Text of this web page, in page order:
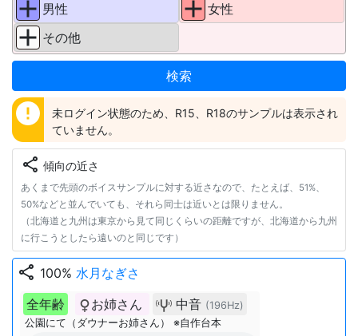
男性
その他
女性
error
未ログイン状態のため、R15、R18のサンプルは表示され
ていません。
share 傾向の近さ
あくまで先頭のボイスサンプルに対する近さなので、たとえば、51%、
50%などと並んでいても、それら同士は近いとは限りません。
（北海道と九州は東京から見て同じくらいの距離ですが、北海道から九州
に行こうとしたら遠いのと同じです）
share 100% 水月なぎさ
全年齢
お姉さん 中音 (196Hz)
公園にて（ダウナーお姉さん） ※自作台本